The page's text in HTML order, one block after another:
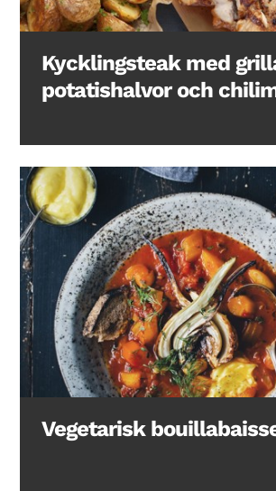
Kycklingsteak med
potatishalvor och
Vegetarisk